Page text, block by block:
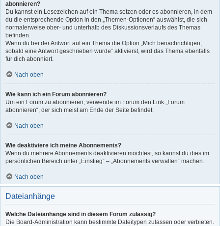
abonnieren?
Du kannst ein Lesezeichen auf ein Thema setzen oder es abonnieren, in dem
du die entsprechende Option in den „Themen-Optionen“ auswählst, die sich
normalerweise ober- und unterhalb des Diskussionsverlaufs des Themas
befinden.
Wenn du bei der Antwort auf ein Thema die Option „Mich benachrichtigen,
sobald eine Antwort geschrieben wurde“ aktivierst, wird das Thema ebenfalls
für dich abonniert.
Nach oben
Wie kann ich ein Forum abonnieren?
Um ein Forum zu abonnieren, verwende im Forum den Link „Forum
abonnieren“, der sich meist am Ende der Seite befindet.
Nach oben
Wie deaktiviere ich meine Abonnements?
Wenn du mehrere Abonnements deaktivieren möchtest, so kannst du dies im
persönlichen Bereich unter „Einstieg“ – „Abonnements verwalten“ machen.
Nach oben
Dateianhänge
Welche Dateianhänge sind in diesem Forum zulässig?
Die Board-Administration kann bestimmte Dateitypen zulassen oder verbieten.